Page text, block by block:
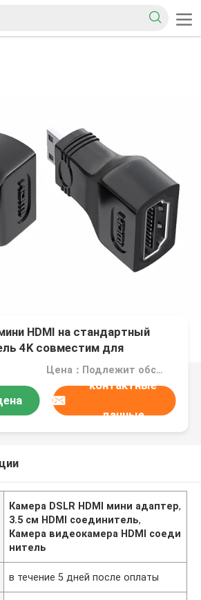
HDMI на стандартный
4K совместим для
Цена：Подлежит обсуждению
контактные
данные
Камера DSLR HDMI мини адаптер,
3.5 см HDMI соединитель,
Камера видеокамера HDMI соеди
нитель
в течение 5 дней после оплаты